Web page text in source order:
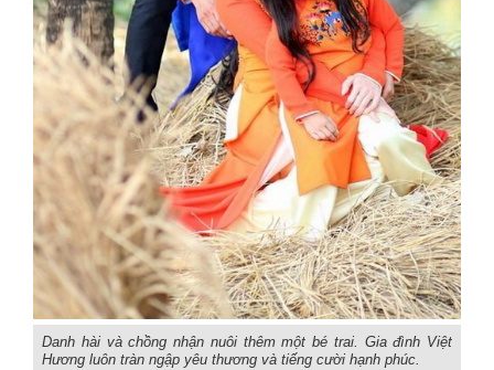
Danh hài và chồng nhận nuôi thêm một bé trai. Gia đình Việt
Hương luôn tràn ngập yêu thương và tiếng cười hạnh phúc.